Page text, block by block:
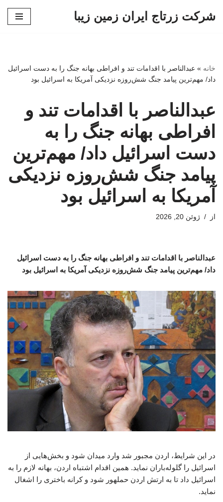
شرکت زرتاج ایران زمین زیبا
خانه » عبدالناصر با اقدامات تند و افراطی بهانه جنگ را به دست اسرائیل
داد/ مهم‌ترین پیامد جنگ شش‌روزه نزدیکی آمریکا به اسرائیل بود
عبدالناصر با اقدامات تند و
افراطی بهانه جنگ را به
دست اسرائیل داد/ مهم‌ترین
پیامد جنگ شش‌روزه نزدیکی
آمریکا به اسرائیل بود
از ژوئن 20, 2026
عبدالناصر با اقدامات تند و افراطی بهانه جنگ را به دست اسرائیل
داد/ مهم‌ترین پیامد جنگ شش‌روزه نزدیکی آمریکا به اسرائیل بود
در این شرایط، اردن مجبور شد وارد میدان شود و بخش‌هایی از
اسرائیل را گلوله‌باران نماید. همین اقدام اشتباه اردن، بهانه لازم را به
اسرائیل داد تا به ارتش اردن حملهور شود و کرانه باختری را اشغال
نماید.